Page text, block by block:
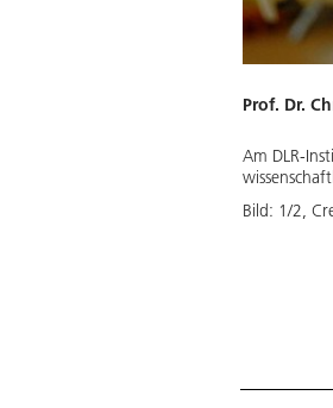
Prof. Dr.
Am DLR-
Bild: 1/2,